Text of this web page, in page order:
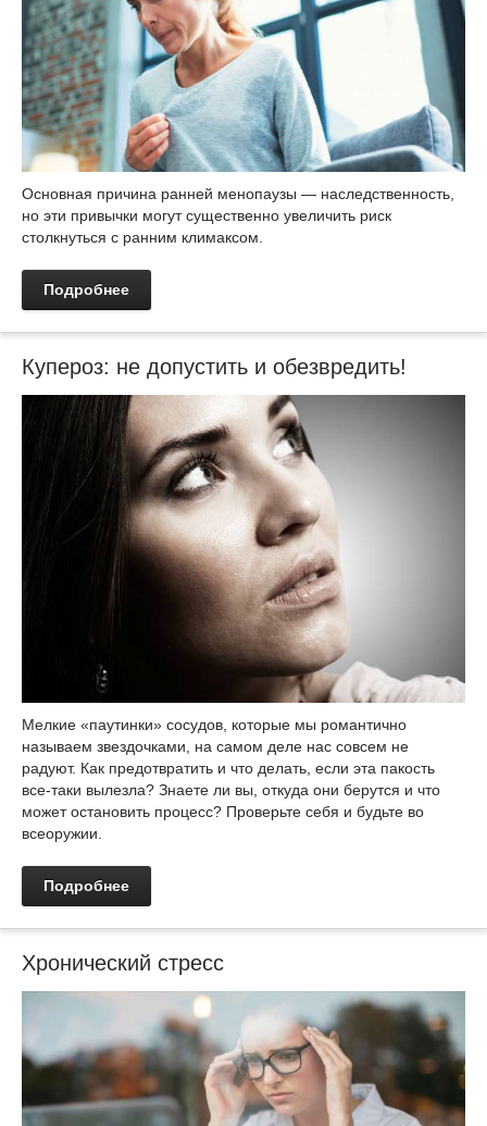
Основная причина ранней менопаузы — наследственность,
но эти привычки могут существенно увеличить риск
столкнуться с ранним климаксом.
Подробнее
Купероз: не допустить и обезвредить!
Мелкие «паутинки» сосудов, которые мы романтично
называем звездочками, на самом деле нас совсем не
радуют. Как предотвратить и что делать, если эта пакость
все-таки вылезла? Знаете ли вы, откуда они берутся и что
может остановить процесс? Проверьте себя и будьте во
всеоружии.
Подробнее
Хронический стресс